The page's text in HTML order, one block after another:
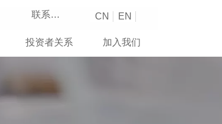
联系我们 CN EN
投资者关系 加入我们